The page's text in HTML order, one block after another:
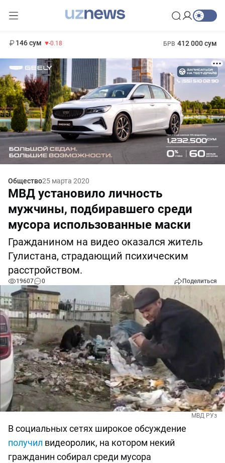
146 сум -0.18 БРВ 412 000 сум
Общество25 марта 2020
МВД установило личность
мужчины, подбиравшего среди
мусора использованные маски
Гражданином на видео оказался житель
Гулистана, страдающий психическим
расстройством.
19607 0 Поделиться
МВД РУз
В социальных сетях широкое обсуждение
получил видеоролик, на котором некий
гражданин собирал среди мусора